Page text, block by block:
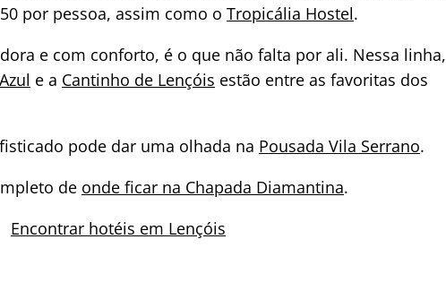
por pessoa, assim como o Tropicália Hostel.
e com conforto, é o que não falta por ali. Nessa linha,
e a Cantinho de Lençóis estão entre as favoritas dos
pode dar uma olhada na Pousada Vila Serrano.
de onde ficar na Chapada Diamantina.
Encontrar hotéis em Lençóis